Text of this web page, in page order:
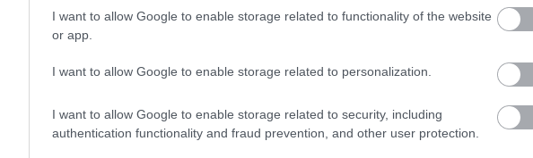
I want to allow Google to enable storage related to functionality of the website
or app.
I want to allow Google to enable storage related to personalization.
I want to allow Google to enable storage related to security, including
authentication functionality and fraud prevention, and other user protection.
την